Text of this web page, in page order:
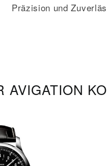
Präzision und
AVIGATION